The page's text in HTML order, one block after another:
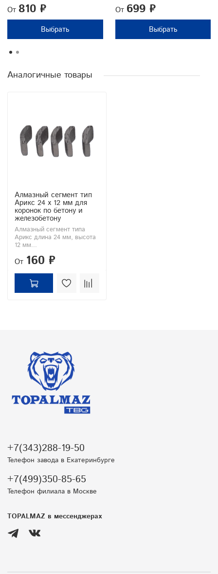
От 810 ₽
Выбрать
От 699 ₽
Выбрать
Аналогичные товары
Алмазный сегмент тип
Арикс 24 х 12 мм для
коронок по бетону и
железобетону
Алмазный сегмент типа
Арикс длина 24 мм, высота
12 мм...
От 160 ₽
+7(343)288-19-50
Телефон завода в Екатеринбурге
+7(499)350-85-65
Телефон филиала в Москве
TOPALMAZ в мессенджерах